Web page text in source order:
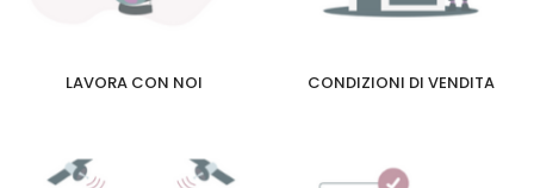
LAVORA CON NOI CONDIZIONI DI VENDITA